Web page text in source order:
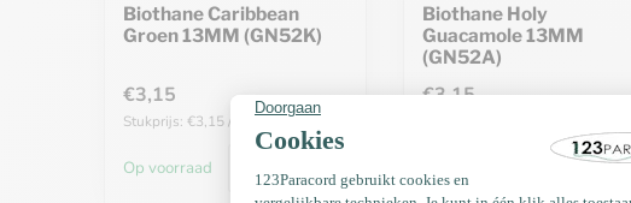
Biothane Caribbean
Groen 13MM (GN52K)
€3,15
Stukprijs: €3,15 / Meter
Op voorraad
Biothane Holy
Guacamole 13MM
(GN52A)
€3,15